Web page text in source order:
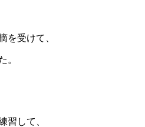
を受けて、
。
習して、